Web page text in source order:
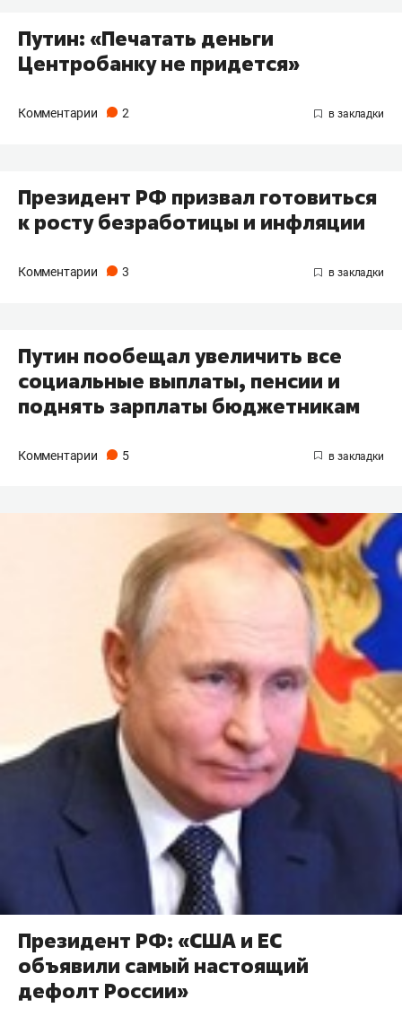
Путин: «Печатать деньги
Центробанку не придется»
Комментарии 2
Президент РФ призвал готовиться
к росту безработицы и инфляции
Комментарии 3
Путин пообещал увеличить все
социальные выплаты, пенсии и
поднять зарплаты бюджетникам
Комментарии 5
Президент РФ: «США и ЕС
объявили самый настоящий
дефолт России»